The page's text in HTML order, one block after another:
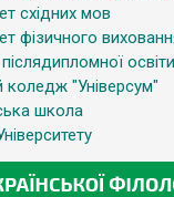
східних мов
фізичного
післядипломної освіти
"Універсум"
школа